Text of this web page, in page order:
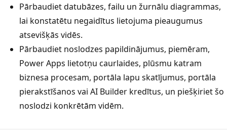
Pārbaudiet datubāzes, failu un žurnālu diagrammas,
lai konstatētu negaidītus lietojuma pieaugumus
atsevišķās vidēs.
Pārbaudiet noslodzes papildinājumus, piemēram,
Power Apps lietotņu caurlaides, plūsmu katram
biznesa procesam, portāla lapu skatījumus, portāla
pierakstīšanos vai AI Builder kredītus, un piešķiriet šo
noslodzi konkrētām vidēm.
Lasīšanas